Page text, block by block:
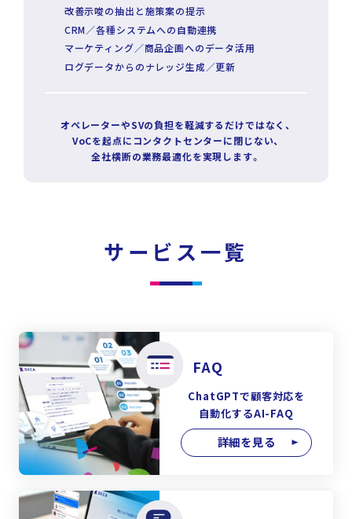
改善示唆の抽出と施策案の提示
CRM／各種システムへの自動連携
マーケティング／商品企画へのデータ活用
ログデータからのナレッジ生成／更新
オペレーターやSVの負担を軽減するだけではなく、
VoCを起点に コンタクトセンターに閉じない、
全社横断の業務最適化を実現します。
サービス一覧
FAQ
ChatGPTで顧客対応を
自動化するAI-FAQ
詳細を見る